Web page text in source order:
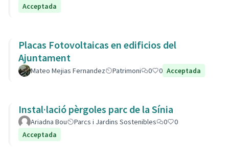
Acceptada
Placas Fotovoltaicas en edificios del
Ajuntament
Mateo Mejias Fernandez Patrimoni 0 0 Acceptada
Instal·lació pèrgoles parc de la Sínia
Ariadna Bou Parcs i Jardins Sostenibles 0
0
Acceptada